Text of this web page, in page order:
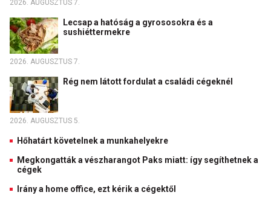
2026. AUGUSZTUS 7.
Lecsap a hatóság a gyrososokra és a
sushiéttermekre
2026. AUGUSZTUS 7.
Rég nem látott fordulat a családi cégeknél
2026. AUGUSZTUS 5.
Hőhatárt követelnek a munkahelyekre
Megkongatták a vészharangot Paks miatt: így segíthetnek a
cégek
Irány a home office, ezt kérik a cégektől